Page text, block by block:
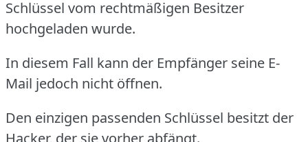
Schlüssel vom rechtmäßigen Besitzer
hochgeladen wurde.
In diesem Fall kann der Empfänger seine E-
Mail jedoch nicht öffnen.
Den einzigen passenden Schlüssel besitzt der
Hacker, der sie vorher abfängt.